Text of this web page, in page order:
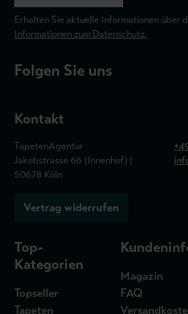
Erhalten Sie aktuelle Informationen über
Informationen zum Datenschutz.
Folgen Sie uns
Kontakt
TapetenAgentur
Jakobstrasse 66 (Innenhof) |
50678 Köln
Vertrag widerrufen
Top-
Kategorien
Topseller
Tapeten
Magazin
FAQ